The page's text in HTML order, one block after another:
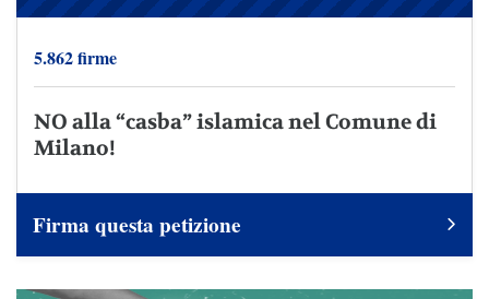
5.862 firme
NO alla “casba” islamica nel Comune di
Milano!
Firma questa petizione